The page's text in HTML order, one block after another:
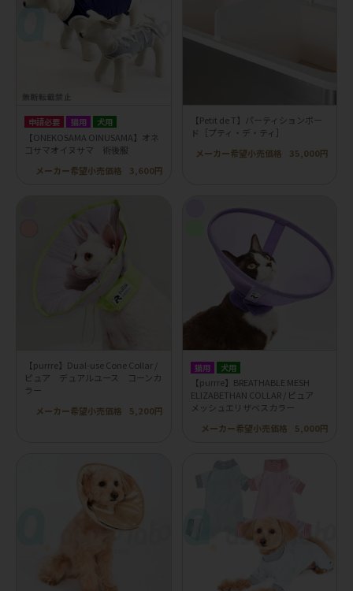
申請必要 猫用 犬用
【ONEKOSAMA OINUSAMA】オネ
コサマオイヌサマ 術後服
メーカー希望小売価格
3,600円
【Petit de T】パーティションボー
ド［プティ・デ・ティ］
メーカー希望小売価格
35,000円
【purrre】Dual-use Cone Collar /
ピュア デュアルユース コーンカ
ラー
メーカー希望小売価格
5,200円
猫用 犬用
【purrre】BREATHABLE MESH
ELIZABETHAN COLLAR / ピュア
メッシュエリザベスカラー
メーカー希望小売価格
5,000円